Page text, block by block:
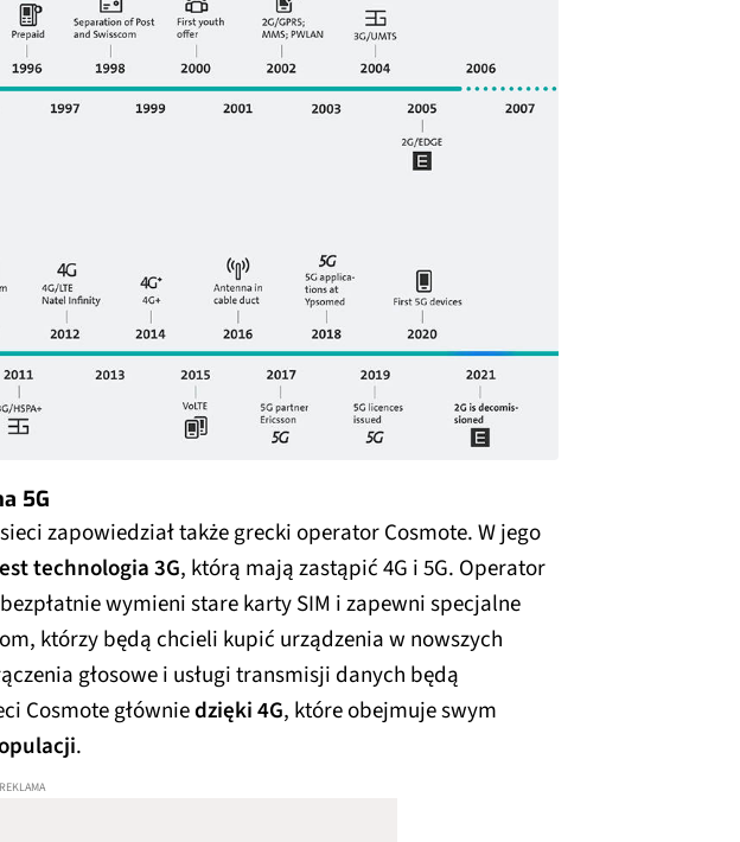
5G
zapowiedział także grecki operator Cosmote. W jego
technologia 3G, którą mają zastąpić 4G i 5G. Operator
wymieni stare karty SIM i zapewni specjalne
którzy będą chcieli kupić urządzenia w nowszych
głosowe i usługi transmisji danych będą
Cosmote główniedzięki 4G, które obejmuje swym
.